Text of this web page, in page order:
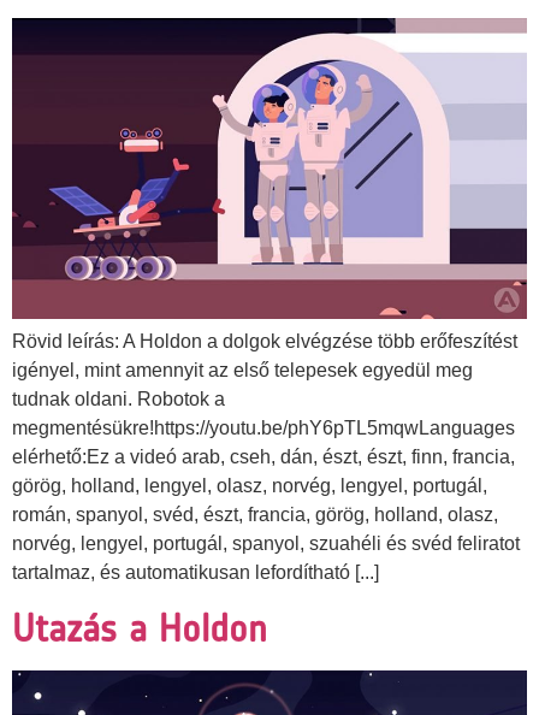
Rövid leírás: A Holdon a dolgok elvégzése több erőfeszítést
igényel, mint amennyit az első telepesek egyedül meg
tudnak oldani. Robotok a
megmentésükre!https://youtu.be/phY6pTL5mqwLanguages
elérhető:Ez a videó arab, cseh, dán, észt, észt, finn, francia,
görög, holland, lengyel, olasz, norvég, lengyel, portugál,
román, spanyol, svéd, észt, francia, görög, holland, olasz,
norvég, lengyel, portugál, spanyol, szuahéli és svéd feliratot
tartalmaz, és automatikusan lefordítható [...]
Utazás a Holdon